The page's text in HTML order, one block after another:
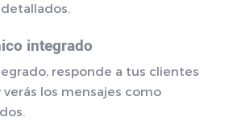
integrado
responde a tus clientes
los mensajes como